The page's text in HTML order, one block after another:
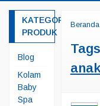
Beranda
Tags
KATEGORI
PRODUK
Blog
Kolam
Baby
Spa